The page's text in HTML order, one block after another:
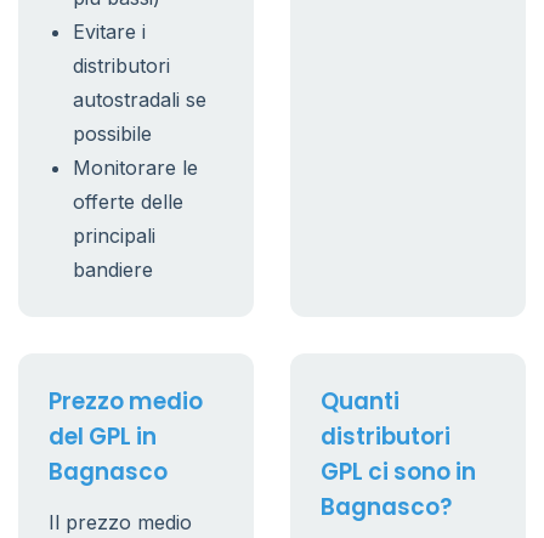
Evitare i
distributori
autostradali se
possibile
Monitorare le
offerte delle
principali
bandiere
Prezzo medio
del GPL in
Bagnasco
Il prezzo medio
Quanti
distributori
GPL ci sono in
Bagnasco?